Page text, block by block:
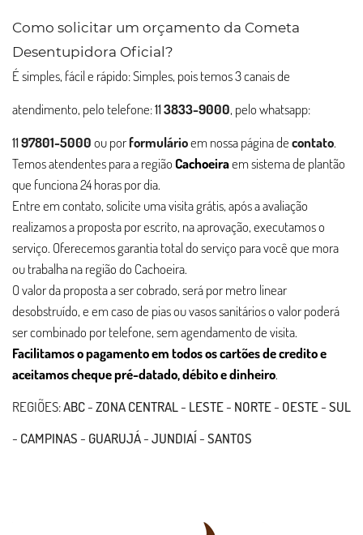
Como solicitar um orçamento da Cometa
Desentupidora Oficial?
É simples, fácil e rápido: Simples, pois temos 3 canais de
atendimento, pelo telefone:113833-9000, pelo whatsapp:
1197801-5000ou porformulárioem nossa página decontato.
Temos atendentes para a regiãoCachoeiraem sistema de plantão
que funciona 24 horas por dia.
Entre em contato, solicite uma visita grátis, após a avaliação
realizamos a proposta por escrito, na aprovação, executamos o
serviço. Oferecemos garantia total do serviço para você que mora
ou trabalha na região do Cachoeira.
O valor da proposta a ser cobrado, será por metro linear
desobstruído, e em caso de pias ou vasos sanitários o valor poderá
ser combinado por telefone, sem agendamento de visita.
Facilitamos o pagamento em todos os cartões de credito e
aceitamos cheque pré-datado, débito e dinheiro.
REGIÕES:ABC-ZONA CENTRAL- LESTE- NORTE- OESTE-SUL
- CAMPINAS- GUARUJÁ-JUNDIAÍ-SANTOS